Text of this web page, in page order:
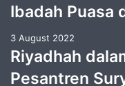
Ibadah Puasa
3 August 2022
Riyadhah
Pesantren